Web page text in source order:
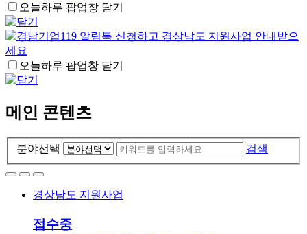
오늘하루 팝업창 닫기
오늘하루 팝업창 닫기
메인 콘텐츠
분야선택 검색
경상남도 지원사업
접수중